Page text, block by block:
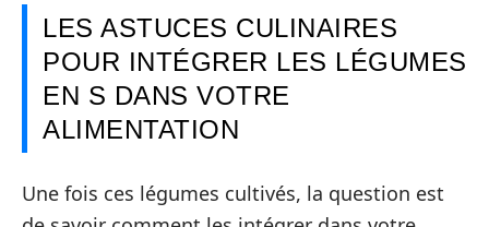
LES ASTUCES CULINAIRES
POUR INTÉGRER LES LÉGUMES
EN S DANS VOTRE
ALIMENTATION
Une fois ces légumes cultivés, la question est